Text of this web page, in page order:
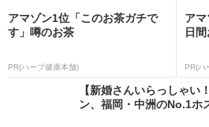
アマゾン1位「このお茶ガチで
す」噂のお茶
PR(ハーブ健康本舗)
ア
日間
PR(ハ
【新婚さんいらっしゃい
ン、福岡・中洲のNo.1ホ